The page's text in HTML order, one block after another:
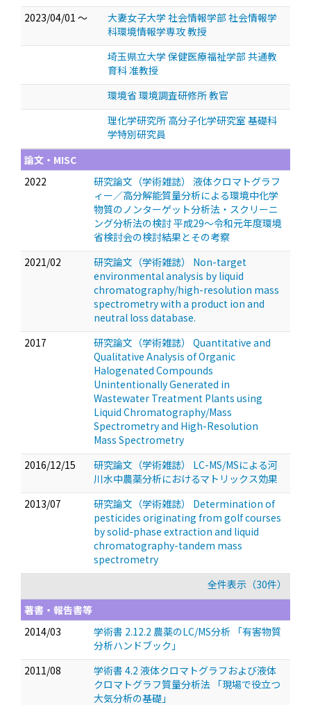
2023/04/01 ～
大妻女子大学 社会情報学部 社会情報学
科環境情報学専攻 教授
埼玉県立大学 保健医療福祉学部 共通教
育科 准教授
環境省 環境調査研修所 教官
理化学研究所 高分子化学研究室 基礎科
学特別研究員
論文・MISC
2022
研究論文（学術雑誌） 液体クロマトグラフ
ィー／高分解能質量分析による環境中化学
物質のノンターゲット分析法・スクリーニ
ング分析法の検討 平成29～令和元年度環境
省検討会の検討結果とその考察
2021/02
研究論文（学術雑誌） Non-target
environmental analysis by liquid
chromatography/high-resolution mass
spectrometry with a product ion and
neutral loss database.
2017
研究論文（学術雑誌） Quantitative and
Qualitative Analysis of Organic
Halogenated Compounds
Unintentionally Generated in
Wastewater Treatment Plants using
Liquid Chromatography/Mass
Spectrometry and High-Resolution
Mass Spectrometry
2016/12/15
研究論文（学術雑誌） LC-MS/MSによる河
川水中農薬分析におけるマトリックス効果
2013/07
研究論文（学術雑誌） Determination of
pesticides originating from golf courses
by solid-phase extraction and liquid
chromatography-tandem mass
spectrometry
全件表示（30件）
著書・報告書等
2014/03
学術書 2.12.2 農薬のLC/MS分析 「有害物質
分析ハンドブック」
2011/08
学術書 4.2 液体クロマトグラフおよび液体
クロマトグラフ質量分析法 「現場で役立つ
大気分析の基礎」